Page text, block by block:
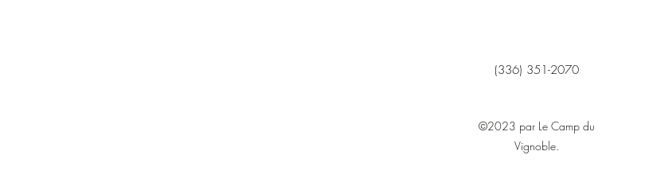
(336) 351-2070
©2023 par Le Camp du
Vignoble.